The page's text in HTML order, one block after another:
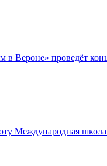
в Вероне» проведёт
Международная